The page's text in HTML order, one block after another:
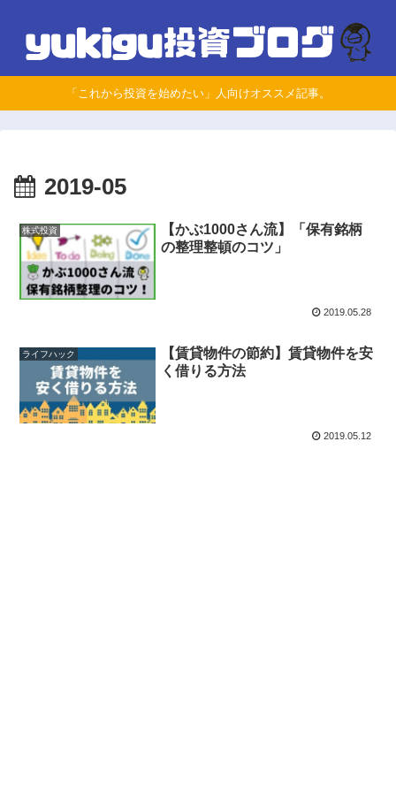
「これから投資を始めたい」人向けオススメ記事。
2019-05
株式投資
【かぶ1000さん流】「保有銘柄
の整理整頓のコツ」
2019.05.28
ライフハック
【賃貸物件の節約】賃貸物件を安
く借りる方法
2019.05.12